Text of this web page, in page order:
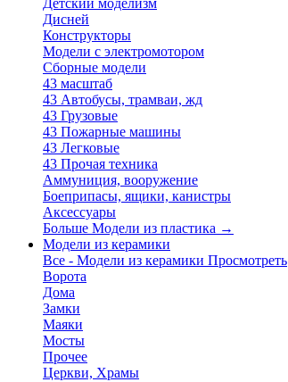
Детский моделизм
Дисней
Конструкторы
Модели с электромотором
Сборные модели
43 масштаб
43 Автобусы, трамваи, жд
43 Грузовые
43 Пожарные машины
43 Легковые
43 Прочая техника
Аммуниция, вооружение
Боеприпасы, ящики, канистры
Аксессуары
Больше Модели из пластика →
Модели из керамики
Все - Модели из керамики Просмотреть
Ворота
Дома
Замки
Маяки
Мосты
Прочее
Церкви, Храмы